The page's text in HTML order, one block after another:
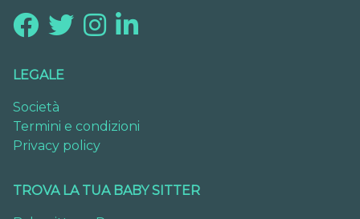
LEGALE
Società
Termini e condizioni
Privacy policy
TROVA LA TUA BABY SITTER